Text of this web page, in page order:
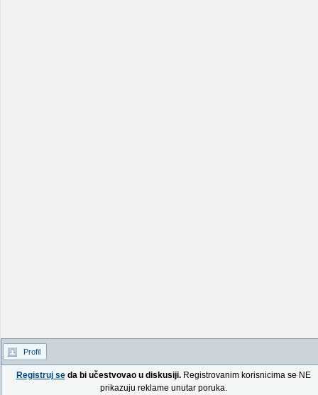
Profil
Registruj seda bi učestvovao u diskusiji.Registrovanim korisnicima se NE
prikazuju reklame unutar poruka.